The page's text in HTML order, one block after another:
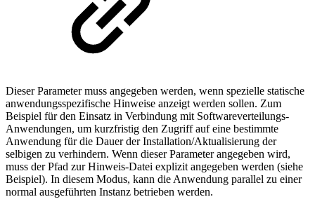
Dieser Parameter muss angegeben werden, wenn spezielle statische
anwendungsspezifische Hinweise anzeigt werden sollen. Zum
Beispiel für den Einsatz in Verbindung mit Softwareverteilungs-
Anwendungen, um kurzfristig den Zugriff auf eine bestimmte
Anwendung für die Dauer der Installation/Aktualisierung der
selbigen zu verhindern. Wenn dieser Parameter angegeben wird,
muss der Pfad zur Hinweis-Datei explizit angegeben werden (siehe
Beispiel). In diesem Modus, kann die Anwendung parallel zu einer
normal ausgeführten Instanz betrieben werden.